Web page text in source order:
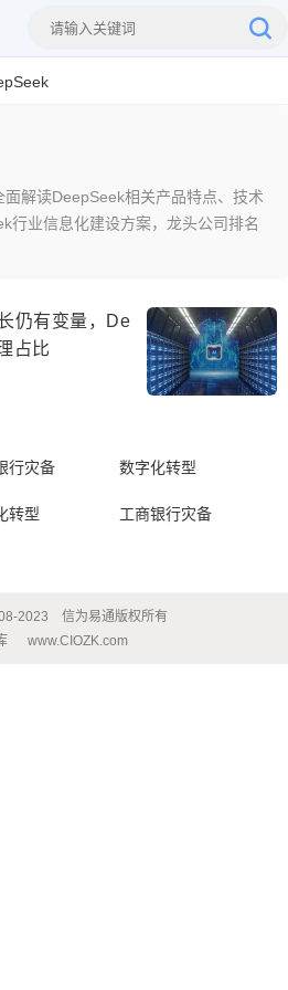
解读DeepSeek相关产品特点、技术
行业信息化建设方案，龙头公司排名
仍有变量，De
占比
行灾备 数字化转型
转型 工商银行灾备
2023
信为易通版权所有
www.CIOZK.com